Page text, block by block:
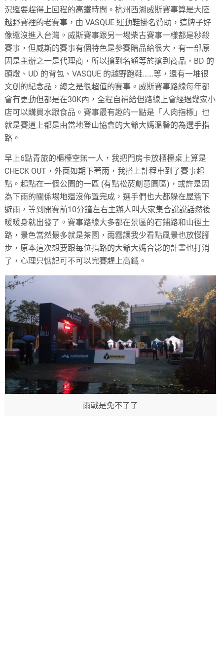
況還要趕得上回程的高鐵時間。杭州西湖威斯賽事算是大陸
越野賽裡的老賽事，由 VASQUE 運動鞋掛名贊助，這牌子好
像還沒進入台灣。威斯賽事跟另一場柴古賽事一樣都是秒殺
賽事，但威斯的賽事有個特色是參賽贈品給很大，有一部原
因是主辦之一是代理商，所以搶到名額等於搶到商品，BD 的
頭燈、UD 的背包、VASQUE 的越野跑鞋……等，還有一堆很
文創的紀念品，總之是很超值的賽事。威斯賽事路線每年都
會有更動但都是在30K內，全程自補給但路線上會經過幾家小
店可以購買水跟食品。賽事最有趣的一點是「人肉指標」也
就是賽道上都是由當地登山協會的大爺大媽溫馨的為選手指
路。
早上6點青旅的櫃檯空無一人，我把門房卡放櫃檯桌上算是
CHECK OUT，外面如期下著雨，我搭上計程車到了賽事起
點。起點在一個公園的一區 (有點松菸創意園區)，或許是因
為下雨的關係場地還沒佈置完成，選手們也大都躲在屋簷下
避雨，等到開賽前10分鐘左右主辦人叫大家集合說說話然後
暖暖身就出發了。賽事路線大多都在景區的石鋪路和山徑土
路，景色當然最多就是茶園，雨霧讓我少看點風景也放慢腳
步，原本這次想要跟每位指路的大爺大媽合影的計畫也打消
了，心理只惦記可不可以完賽趕上高鐵。
雨戰是免不了了